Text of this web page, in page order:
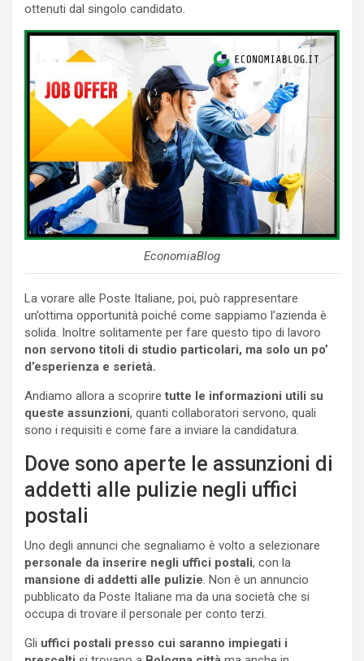
ottenuti dal singolo candidato.
EconomiaBlog
La vorare alle Poste Italiane, poi, può rappresentare
un’ottima opportunità poiché come sappiamo l’azienda è
solida. Inoltre solitamente per fare questo tipo di lavoro
non servono titoli di studio particolari, ma solo un po’
d’esperienza e serietà.
Andiamo allora a scopriretutte le informazioni utili su
queste assunzioni, quanti collaboratori servono, quali
sono i requisiti e come fare a inviare la candidatura.
Dove sono aperte le assunzioni di
addetti alle pulizie negli uffici
postali
Uno degli annunci che segnaliamo è volto a selezionare
personale da inserire negli uffici postali, con la
mansione di addetti alle pulizie . Non è un annuncio
pubblicato da Poste Italiane ma da una società che si
occupa di trovare il personale per conto terzi.
Gli uffici postali presso cui saranno impiegati i